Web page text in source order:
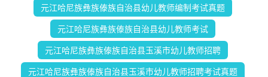
元江哈尼族彝族傣族自治县幼儿教师编制考试真题
元江哈尼族彝族傣族自治县幼儿教师考试
元江哈尼族彝族傣族自治县玉溪市幼儿教师招聘
元江哈尼族彝族傣族自治县玉溪市幼儿教师招聘考试真题